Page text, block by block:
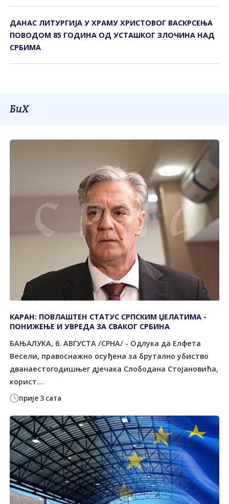
ДАНАС ЛИТУРГИЈА У ХРАМУ ХРИСТОВОГ ВАСКРСЕЊА
ПОВОДОМ 85 ГОДИНА ОД УСТАШКОГ ЗЛОЧИНА НАД
СРБИМА
БиХ
прије 3 сата
КАРАН: ПОВЛАШТЕН СТАТУС СРПСКИМ ЏЕЛАТИМА -
ПОНИЖЕЊЕ И УВРЕДА ЗА СВАКОГ СРБИНА
БАЊАЛУКА, 6. АВГУСТА /СРНА/ - Одлука да Елфета
Весели, правоснажно осуђена за брутално убиство
дванаестогодишњег дјечака Слободана Стојановића,
корист...